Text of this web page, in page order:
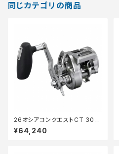
同じカテゴリの商品
26オシアコンクエストCT 300
XG
¥64,240